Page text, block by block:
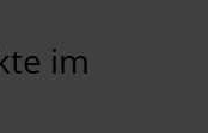
im